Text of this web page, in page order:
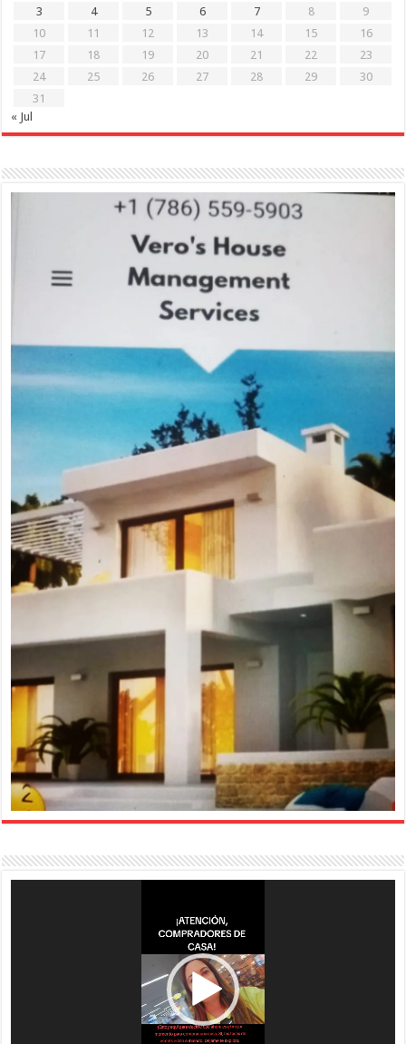
3 4 5 6 7 8
9
10
11 12 13 14 15
16
17
18 19 20 21 22
23
24
25 26 27 28 29
30
31
« Jul